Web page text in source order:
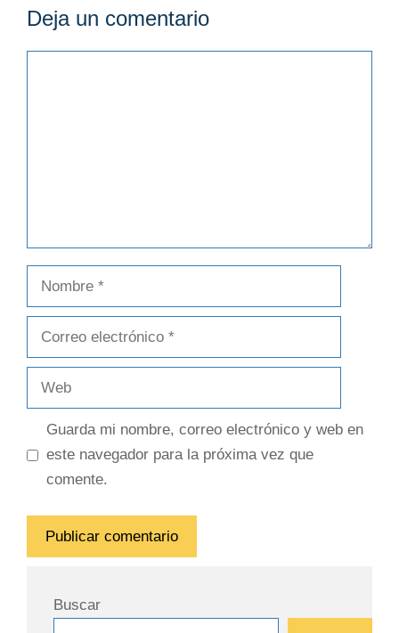
Deja un comentario
Guarda mi nombre, correo electrónico y web en
este navegador para la próxima vez que
comente.
Buscar